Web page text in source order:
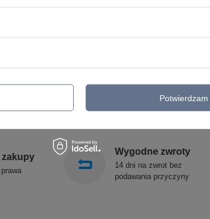
- WISZĄCE
ALDEX
SOLLUX
zakupy
Wygodne zwroty
14 dni na zwrot bez
podawania przyczyny